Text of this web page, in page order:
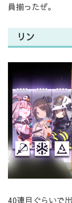
員揃ったぜ。
リン
40連目ぐらいで